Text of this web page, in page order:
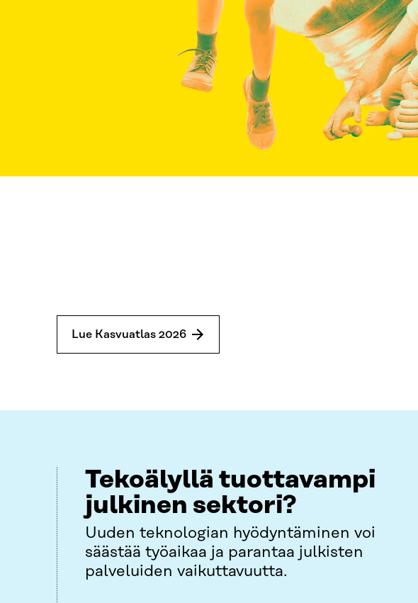
Lue Kasvuatlas 2026
Tekoälyllä tuottavampi
julkinen sektori?
Uuden teknologian hyödyntäminen voi
säästää työaikaa ja parantaa julkisten
palveluiden vaikuttavuutta.